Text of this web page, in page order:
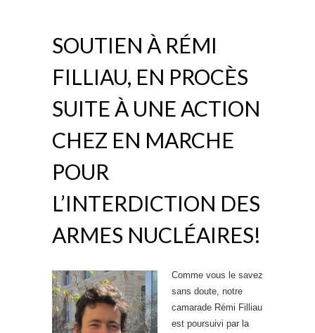
SOUTIEN À RÉMI
FILLIAU, EN PROCÈS
SUITE À UNE ACTION
CHEZ EN MARCHE
POUR
L’INTERDICTION DES
ARMES NUCLÉAIRES!
Comme vous le savez
sans doute, notre
camarade Rémi Filliau
est poursuivi par la